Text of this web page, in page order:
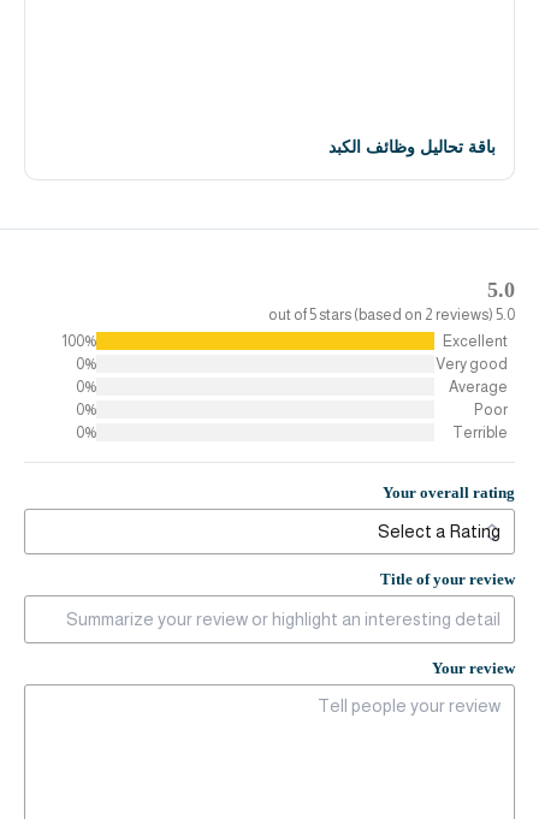
باقة تحاليل وظائف الكبد
5.0
5.0 out of 5 stars (based on 2 reviews)
Excellent
100%
Very good
0%
Average
0%
Poor
0%
Terrible
0%
Your overall rating
Title of your review
Your review